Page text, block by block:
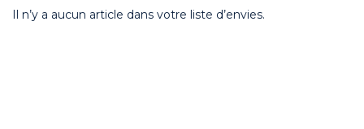
Il n’y a aucun article dans votre liste d’envies.